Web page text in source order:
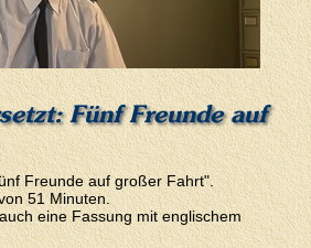
Fünf Freunde auf
Freunde auf großer Fahrt".
51 Minuten.
eine Fassung mit englischem